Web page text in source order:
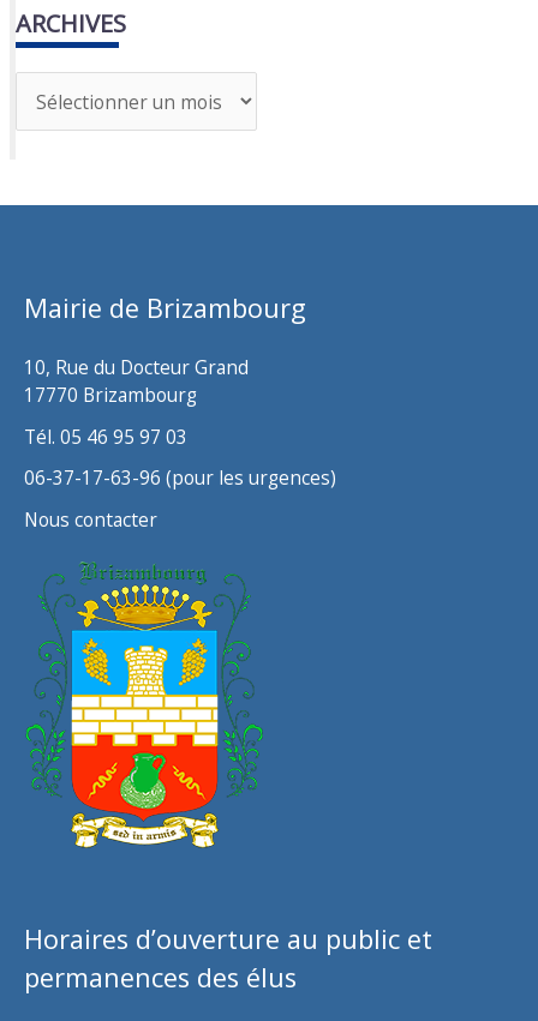
ARCHIVES
r
h
Mairie de Brizambourg
10, Rue du Docteur Grand
17770 Brizambourg
Tél. 05 46 95 97 03
06-37-17-63-96 (pour les urgences)
Nous contacter
Horaires d’ouverture au public et
permanences des élus